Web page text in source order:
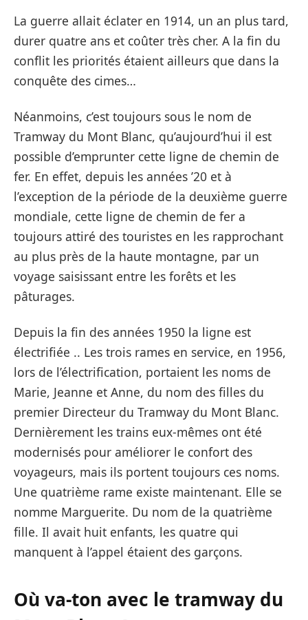
La guerre allait éclater en 1914, un an plus tard,
durer quatre ans et coûter très cher. A la fin du
conflit les priorités étaient ailleurs que dans la
conquête des cimes…
Néanmoins, c’est toujours sous le nom de
Tramway du Mont Blanc, qu’aujourd’hui il est
possible d’emprunter cette ligne de chemin de
fer. En effet, depuis les années ’20 et à
l’exception de la période de la deuxième guerre
mondiale, cette ligne de chemin de fer a
toujours attiré des touristes en les rapprochant
au plus près de la haute montagne, par un
voyage saisissant entre les forêts et les
pâturages.
Depuis la fin des années 1950 la ligne est
électrifiée .. Les trois rames en service, en 1956,
lors de l’électrification, portaient les noms de
Marie, Jeanne et Anne, du nom des filles du
premier Directeur du Tramway du Mont Blanc.
Dernièrement les trains eux-mêmes ont été
modernisés pour améliorer le confort des
voyageurs, mais ils portent toujours ces noms.
Une quatrième rame existe maintenant. Elle se
nomme Marguerite. Du nom de la quatrième
fille. Il avait huit enfants, les quatre qui
manquent à l’appel étaient des garçons.
Où va-ton avec le tramway du